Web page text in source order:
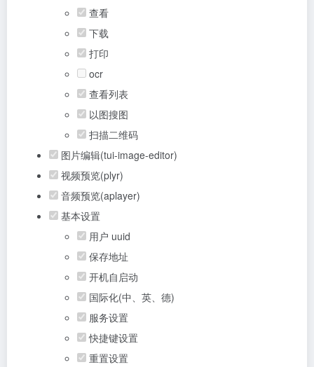
查看
下载
打印
ocr
查看列表
以图搜图
扫描二维码
图片编辑(tui-image-editor)
视频预览(plyr)
音频预览(aplayer)
基本设置
用户 uuid
保存地址
开机自启动
国际化(中、英、德)
服务设置
快捷键设置
重置设置